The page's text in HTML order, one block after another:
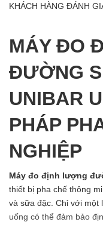
KHÁCH HÀNG ĐÁNH
MÁY ĐO
ĐƯỜNG
UNIBAR
PHÁP
NGHIỆP
Máy đo định lượng
thiết bị pha chế thông
và sữa đặc. Chỉ với một
uống có thể đảm bảo